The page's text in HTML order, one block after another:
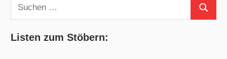
Suchen
nach:
Suchen
Listen zum Stöbern: